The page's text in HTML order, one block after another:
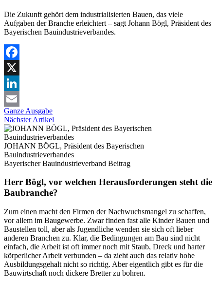
Die Zukunft gehört dem industrialisierten Bauen, das viele
Aufgaben der Branche erleichtert – sagt Johann Bögl, Präsident des
Bayerischen Bauindustrieverbandes.
Facebook
X
LinkedIn
Email
Ganze Ausgabe
Nächster Artikel
JOHANN BÖGL, Präsident des Bayerischen
Bauindustrieverbandes
Bayerischer Bauindustrieverband Beitrag
Herr Bögl, vor welchen Herausforderungen steht die
Baubranche?
Zum einen macht den Firmen der Nachwuchsmangel zu schaffen,
vor allem im Baugewerbe. Zwar finden fast alle Kinder Bauen und
Baustellen toll, aber als Jugendliche wenden sie sich oft lieber
anderen Branchen zu. Klar, die Bedingungen am Bau sind nicht
einfach, die Arbeit ist oft immer noch mit Staub, Dreck und harter
körperlicher Arbeit verbunden – da zieht auch das relativ hohe
Ausbildungsgehalt nicht so richtig. Aber eigentlich gibt es für die
Bauwirtschaft noch dickere Bretter zu bohren.